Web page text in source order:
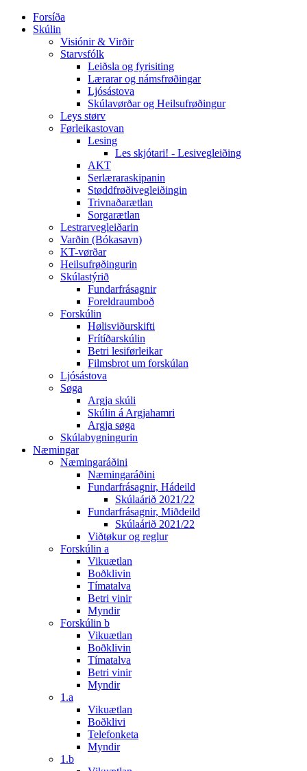
Forsíða
Skúlin
Visiónir & Virðir
Starvsfólk
Leiðsla og fyrisiting
Lærarar og námsfrøðingar
Ljósástova
Skúlavørðar og Heilsufrøðingur
Leys størv
Førleikastovan
Lesing
Les skjótari! - Lesivegleiðing
AKT
Serlæraraskipanin
Støddfrøðivegleiðingin
Trivnaðarætlan
Sorgarætlan
Lestrarvegleiðarin
Varðin (Bókasavn)
KT-vørðar
Heilsufrøðingurin
Skúlastýrið
Fundarfrásagnir
Foreldraumboð
Forskúlin
Hølisviðurskifti
Frítíðarskúlin
Betri lesiførleikar
Filmsbrot um forskúlan
Ljósástova
Søga
Argja skúli
Skúlin á Argjahamri
Argja søga
Skúlabygningurin
Næmingar
Næmingaráðini
Næmingaráðini
Fundarfrásagnir, Hádeild
Skúlaárið 2021/22
Fundarfrásagnir, Miðdeild
Skúlaárið 2021/22
Viðtøkur og reglur
Forskúlin a
Vikuætlan
Boðklivin
Tímatalva
Betri vinir
Myndir
Forskúlin b
Vikuætlan
Boðklivin
Tímatalva
Betri vinir
Myndir
1.a
Vikuætlan
Boðklivi
Telefonketa
Myndir
1.b